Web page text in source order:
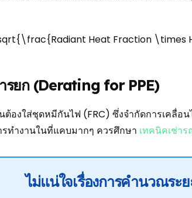
Heat Fraction \times
รยก (Derating for PPE)
ต้องใส่ชุดหมีกันไฟ (FRC) ซึ่งจำกัดการเคลื่อ
รทำงานในที่แคบมากๆ ควรศึกษา เทคนิคเช่า
ไม่แน่ใจเรื่องการคำนวณระ